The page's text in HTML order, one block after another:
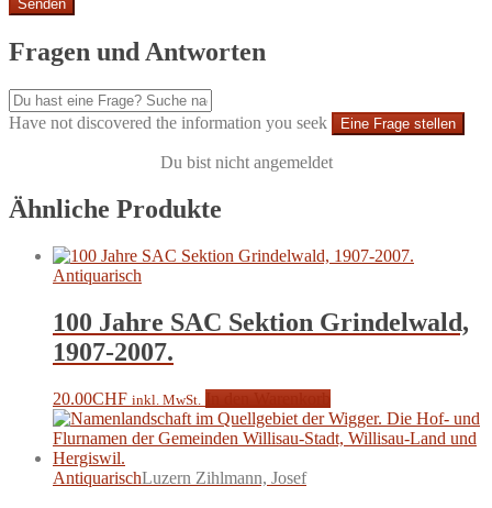
Fragen und Antworten
Have not discovered the information you seek Eine Frage stellen
Du bist nicht angemeldet
Ähnliche Produkte
Antiquarisch
100 Jahre SAC Sektion Grindelwald,
1907-2007.
20.00CHF inkl. MwSt.
AntiquarischLuzern Zihlmann, Josef